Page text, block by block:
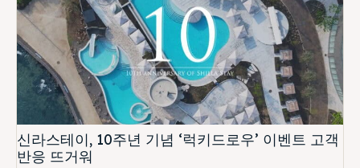
신라스테이, 10주년 기념 ‘럭키드로우’ 이벤트 고객
반응 뜨거워